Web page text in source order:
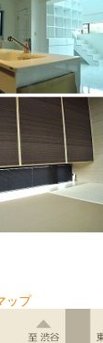
ップ